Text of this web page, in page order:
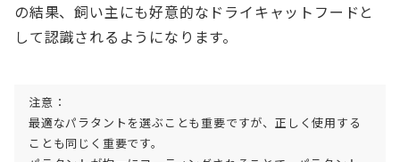
の結果、飼い主にも好意的なドライキャットフードと
して認識されるようになります。
注意：
最適なパラタントを選ぶことも重要ですが、正しく使用する
ことも同じく重要です。